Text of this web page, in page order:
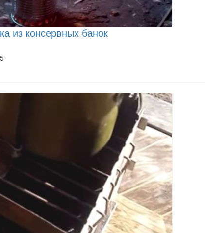
из консервных банок